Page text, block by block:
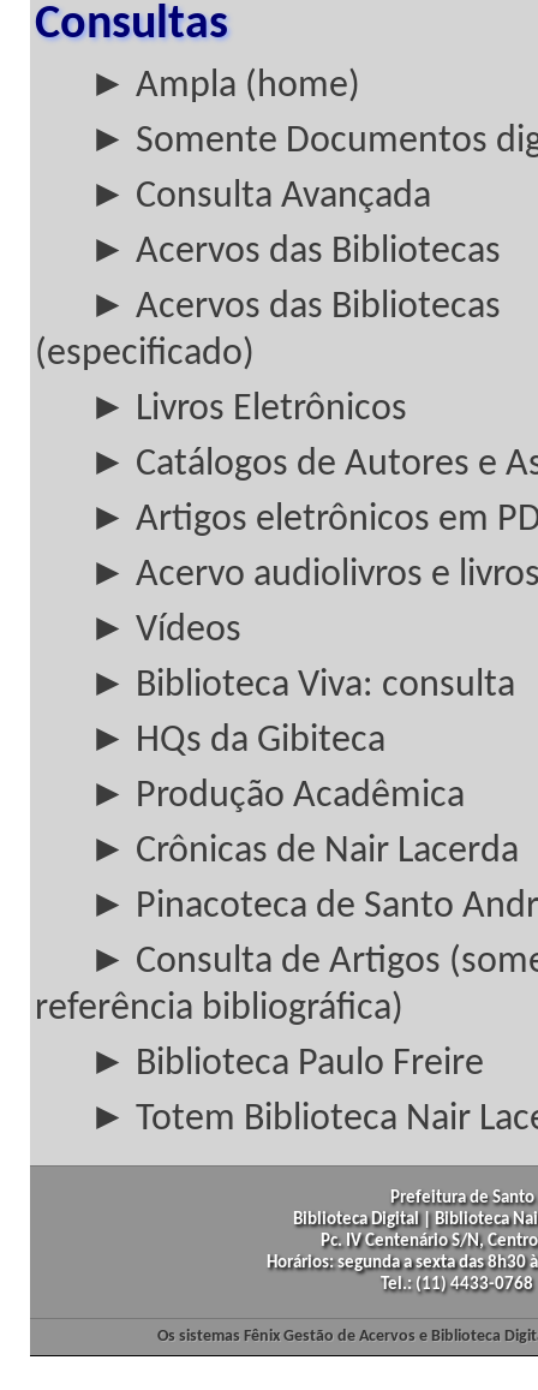
Consultas
► Ampla (home)
► Somente Documentos
► Consulta Avançada
► Acervos das Bibliotecas
► Acervos das Bibliotecas
(especificado)
► Livros Eletrônicos
► Catálogos de Autores e
► Artigos eletrônicos em
► Acervo audiolivros e
► Vídeos
► Biblioteca Viva: consulta
► HQs da Gibiteca
► Produção Acadêmica
► Crônicas de Nair Lacerda
► Pinacoteca de Santo
► Consulta de Artigos
referência bibliográfica)
► Biblioteca Paulo Freire
► Totem Biblioteca Nair
Prefeitura de
Biblioteca Digital | Biblioteca
Pc. IV Centenário S/N,
Horários: segunda a sexta das
Tel.: (11) 4433-
Os sistemas Fênix Gestão de Acervos e Biblioteca